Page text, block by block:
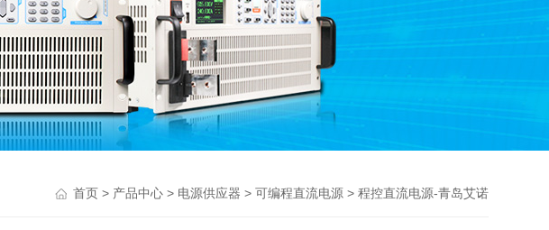
首页> 产品中心> 电源供应器 > 可编程直流电源> 程控直流电源-青岛艾诺